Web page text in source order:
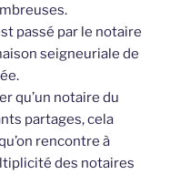
passé par le notaire
seigneuriale de
qu’un notaire du
partages, cela
rencontre à
des notaires